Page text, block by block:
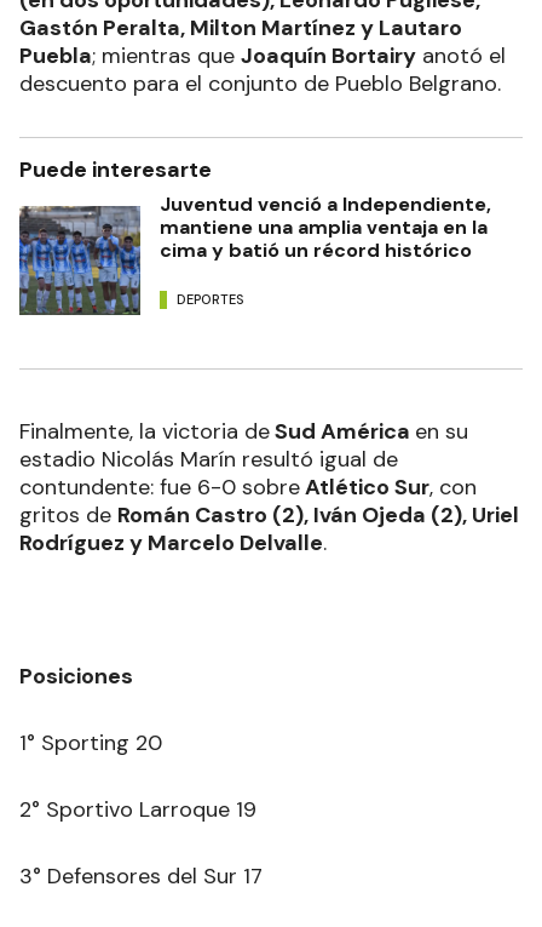
Gastón Peralta, Milton Martínez y Lautaro
Puebla; mientras que Joaquín Bortairy anotó el
descuento para el conjunto de Pueblo Belgrano.
Puede interesarte
Juventud venció a Independiente,
mantiene una amplia ventaja en la
cima y batió un récord histórico
DEPORTES
Finalmente, la victoria deSud América en su
estadio Nicolás Marín resultó igual de
contundente: fue 6-0 sobreAtlético Sur, con
gritos de Román Castro (2), Iván Ojeda (2), Uriel
Rodríguez y Marcelo Delvalle.
Posiciones
1° Sporting 20
2° Sportivo Larroque 19
3° Defensores del Sur 17